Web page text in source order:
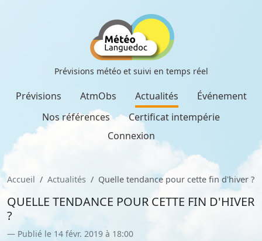
Prévisions météo et suivi en temps réel
Prévisions AtmObs Actualités
Événement
Nos références
Certificat intempérie
Connexion
Accueil Actualités Quelle tendance pour cette fin d'hiver ?
QUELLE TENDANCE POUR CETTE FIN D'HIVER
?
Publié le 14 févr. 2019 à 18:00